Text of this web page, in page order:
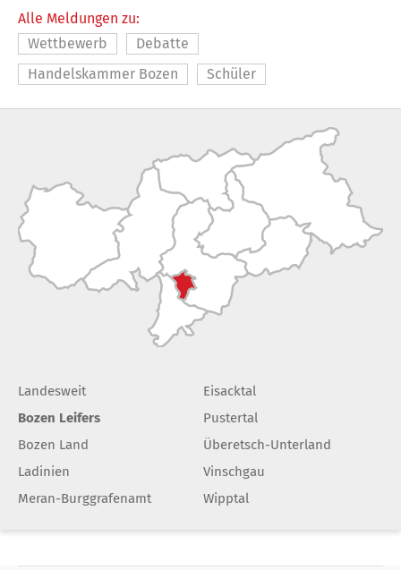
Alle Meldungen zu:
Wettbewerb
Debatte
Handelskammer Bozen
Schüler
Landesweit
Bozen Leifers
Bozen Land
Ladinien
Meran-Burggrafenamt
Eisacktal
Pustertal
Überetsch-Unterland
Vinschgau
Wipptal